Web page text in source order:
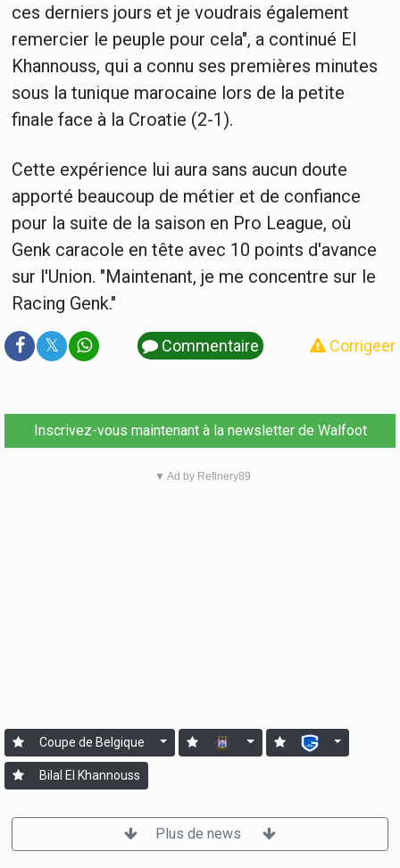
ces derniers jours et je voudrais également
remercier le peuple pour cela", a continué El
Khannouss, qui a connu ses premières minutes
sous la tunique marocaine lors de la petite
finale face à la Croatie (2-1).
Cette expérience lui aura sans aucun doute
apporté beaucoup de métier et de confiance
pour la suite de la saison en Pro League, où
Genk caracole en tête avec 10 points d'avance
sur l'Union. "Maintenant, je me concentre sur le
Racing Genk."
𝕏 Commentaire Corrigeer
Inscrivez-vous maintenant à la newsletter de Walfoot
▼ Ad by Refinery89
Coupe de Belgique
Bilal El Khannouss
Plus de news